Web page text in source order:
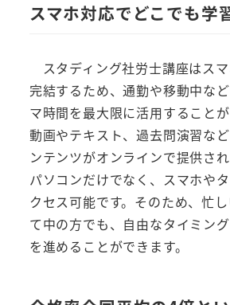
スマホ対応でどこでも学
スタディング社労士講座はス
完結するため、通勤や移動中な
マ時間を最大限に活用すること
動画やテキスト、過去問演習な
ンテンツがオンラインで提供さ
パソコンだけでなく、スマホや
クセス可能です。そのため、忙
て中の方でも、自由なタイミン
を進めることができます。